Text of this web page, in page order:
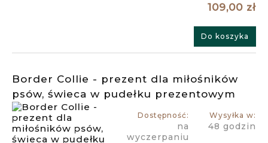
109,00 zł
Do koszyka
Border Collie - prezent dla miłośników
psów, świeca w pudełku prezentowym
Dostępność:
na
wyczerpaniu
Wysyłka w:
48 godzin